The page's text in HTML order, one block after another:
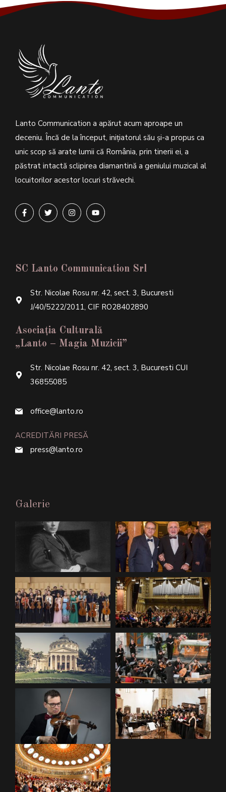
Lanto Communication a apărut acum aproape un
deceniu. Încă de la început, inițiatorul său şi-a propus ca
unic scop să arate lumii că România, prin tinerii ei, a
păstrat intactă sclipirea diamantină a geniului muzical al
locuitorilor acestor locuri străvechi.
SC Lanto Communication Srl
Str. Nicolae Rosu nr. 42, sect. 3, Bucuresti
J/40/5222/2011, CIF RO28402890
Asociația Culturală
„Lanto – Magia Muzicii”
Str. Nicolae Rosu nr. 42, sect. 3, Bucuresti CUI
36855085
office@lanto.ro
ACREDITĂRI PRESĂ
press@lanto.ro
Galerie